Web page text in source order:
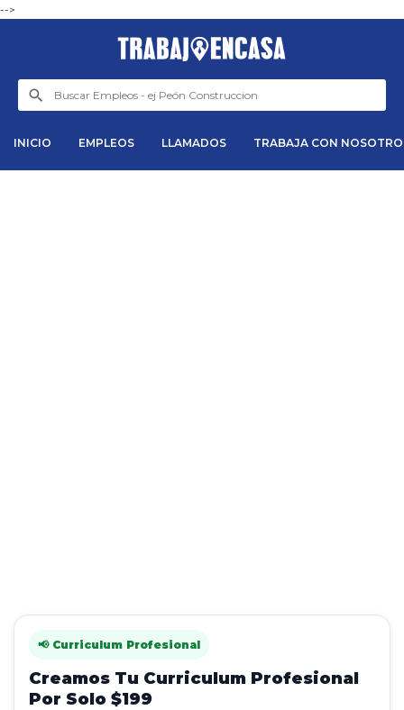
-->
INICIO EMPLEOS LLAMADOS TRABAJA CON
📢 Curriculum Profesional
Creamos Tu Curriculum Profesional
Por Solo $199